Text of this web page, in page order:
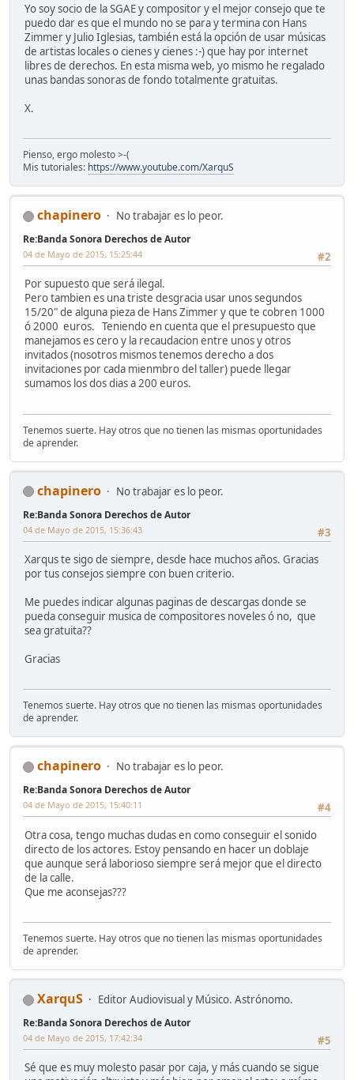
Yo soy socio de la SGAE y compositor y el mejor consejo que te
puedo dar es que el mundo no se para y termina con Hans
Zimmer y Julio Iglesias, también está la opción de usar músicas
de artistas locales o cienes y cienes :-) que hay por internet
libres de derechos. En esta misma web, yo mismo he regalado
unas bandas sonoras de fondo totalmente gratuitas.
X.
Pienso, ergo molesto >-(
Mis tutoriales: https://www.youtube.com/XarquS
chapinero No trabajar es lo peor.
Re:Banda Sonora Derechos de Autor
#2
04 de Mayo de 2015, 15:25:44
Por supuesto que será ilegal.
Pero tambien es una triste desgracia usar unos segundos
15/20" de alguna pieza de Hans Zimmer y que te cobren 1000
ó 2000 euros. Teniendo en cuenta que el presupuesto que
manejamos es cero y la recaudacion entre unos y otros
invitados (nosotros mismos tenemos derecho a dos
invitaciones por cada mienmbro del taller) puede llegar
sumamos los dos dias a 200 euros.
Tenemos suerte. Hay otros que no tienen las mismas oportunidades
de aprender.
chapinero No trabajar es lo peor.
Re:Banda Sonora Derechos de Autor
#3
04 de Mayo de 2015, 15:36:43
Xarqus te sigo de siempre, desde hace muchos años. Gracias
por tus consejos siempre con buen criterio.
Me puedes indicar algunas paginas de descargas donde se
pueda conseguir musica de compositores noveles ó no, que
sea gratuita??
Gracias
Tenemos suerte. Hay otros que no tienen las mismas oportunidades
de aprender.
chapinero No trabajar es lo peor.
Re:Banda Sonora Derechos de Autor
#4
04 de Mayo de 2015, 15:40:11
Otra cosa, tengo muchas dudas en como conseguir el sonido
directo de los actores. Estoy pensando en hacer un doblaje
que aunque será laborioso siempre será mejor que el directo
de la calle.
Que me aconsejas???
Tenemos suerte. Hay otros que no tienen las mismas oportunidades
de aprender.
XarquS Editor Audiovisual y Músico. Astrónomo.
Re:Banda Sonora Derechos de Autor
#5
04 de Mayo de 2015, 17:42:34
Sé que es muy molesto pasar por caja, y más cuando se sigue